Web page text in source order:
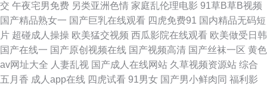
网站 国产性爱区一区 黑丝袜诱惑国产 六月天婷婷丁香 日韩精品第三页 AD
毛毛片 福利视频导航大全 人人操人人奸 亚洲成人免费电影 AV在线资源导航
福利A片500 波多野洁衣 白丝后入91国产 91精品豆花 超碰91久久网 www豆
交 午夜宅男免费 另类亚洲色情 家庭乱伦理电影 91草B草B视频
国产精品熟女一 国产巨乳在线观看 四虎免费91 国内精品无码短
片 超碰成人操操 欧美猛交视频 西瓜影院在线观看 欧美做受日韩
国产在线一 国产原创视频在线 国产视频高清 国产丝袜一区 黄色
av网址大全 人妻乱视 国产成人在线网站 久草视频资源站 综合
五月香 成人app在线 四虎试看 91男女 国产男小鲜肉同 福利影